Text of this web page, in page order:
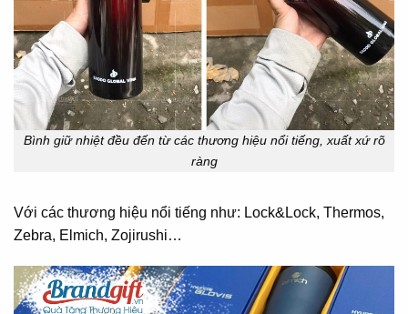
Bình giữ nhiệt đều đến từ các thương hiệu nổi tiếng, xuất xứ rõ
ràng
Với các thương hiệu nổi tiếng như: Lock&Lock, Thermos,
Zebra, Elmich, Zojirushi…